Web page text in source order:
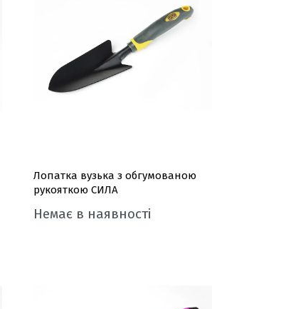
Лопатка вузька з обгумованою
рукояткою СИЛА
Немає в наявності